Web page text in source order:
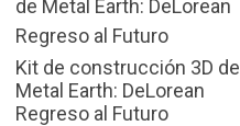
Kit de construcción 3D de
Metal Earth: DeLorean
Regreso al Futuro